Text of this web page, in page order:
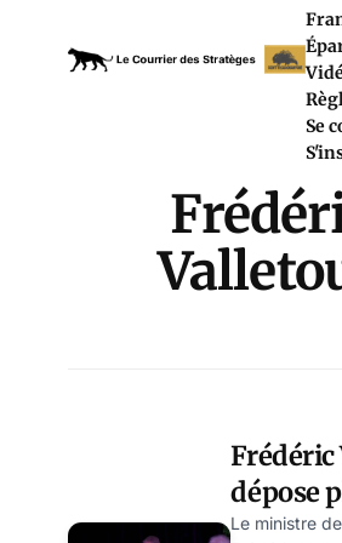
Se
dépose
contre
Le ministre